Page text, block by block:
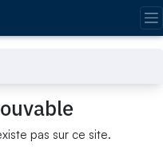
pas sur ce site.